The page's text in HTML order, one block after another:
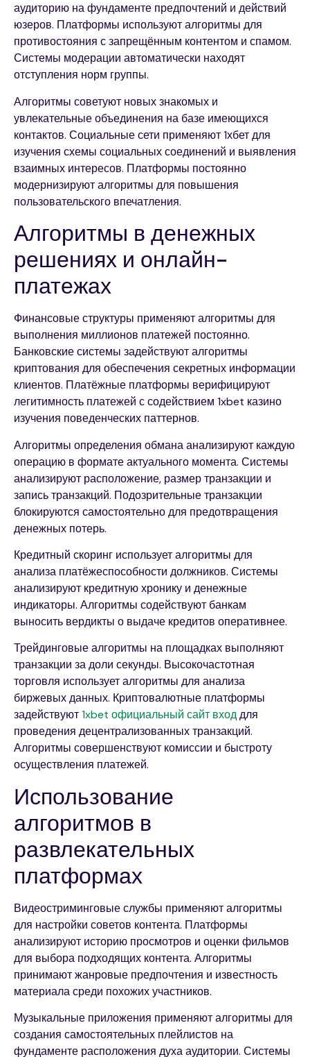
аудиторию на фундаменте предпочтений и действий
юзеров. Платформы используют алгоритмы для
противостояния с запрещённым контентом и спамом.
Системы модерации автоматически находят
отступления норм группы.
Алгоритмы советуют новых знакомых и
увлекательные объединения на базе имеющихся
контактов. Социальные сети применяют 1хбет для
изучения схемы социальных соединений и выявления
взаимных интересов. Платформы постоянно
модернизируют алгоритмы для повышения
пользовательского впечатления.
Алгоритмы в денежных
решениях и онлайн-
платежах
Финансовые структуры применяют алгоритмы для
выполнения миллионов платежей постоянно.
Банковские системы задействуют алгоритмы
криптования для обеспечения секретных информации
клиентов. Платёжные платформы верифицируют
легитимность платежей с содействием 1xbet казино
изучения поведенческих паттернов.
Алгоритмы определения обмана анализируют каждую
операцию в формате актуального момента. Системы
анализируют расположение, размер транзакции и
запись транзакций. Подозрительные транзакции
блокируются самостоятельно для предотвращения
денежных потерь.
Кредитный скоринг использует алгоритмы для
анализа платёжеспособности должников. Системы
анализируют кредитную хронику и денежные
индикаторы. Алгоритмы содействуют банкам
выносить вердикты о выдаче кредитов оперативнее.
Трейдинговые алгоритмы на площадках выполняют
транзакции за доли секунды. Высокочастотная
торговля использует алгоритмы для анализа
биржевых данных. Криптовалютные платформы
задействуют1xbet официальный сайт входдля
проведения децентрализованных транзакций.
Алгоритмы совершенствуют комиссии и быстроту
осуществления платежей.
Использование
алгоритмов в
развлекательных
платформах
Видеостриминговые службы применяют алгоритмы
для настройки советов контента. Платформы
анализируют историю просмотров и оценки фильмов
для выбора подходящих контента. Алгоритмы
принимают жанровые предпочтения и известность
материала среди похожих участников.
Музыкальные приложения применяют алгоритмы для
создания самостоятельных плейлистов на
фундаменте расположения духа аудитории. Системы